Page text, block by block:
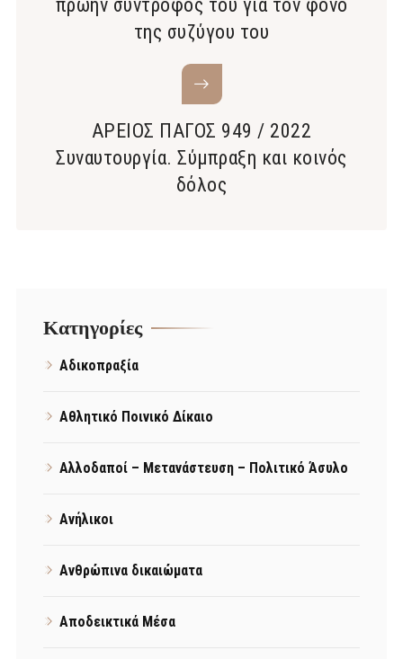
πρώην σύντροφός του για τον φόνο
της συζύγου του
ΑΡΕΙΟΣ ΠΑΓΟΣ 949 / 2022
Συναυτουργία. Σύμπραξη και κοινός
δόλος
Kατηγορίες
Αδικοπραξία
Αθλητικό Ποινικό Δίκαιο
Αλλοδαποί – Μετανάστευση – Πολιτικό Άσυλο
Ανήλικοι
Ανθρώπινα δικαιώματα
Αποδεικτικά Μέσα